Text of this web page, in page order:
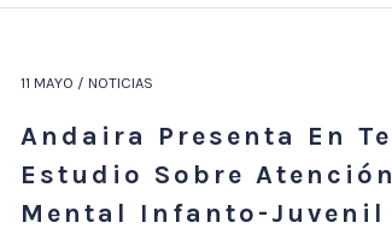
11 MAYO / NOTICIAS
Andaira Presenta En
Estudio Sobre
Mental Infanto-Juvenil